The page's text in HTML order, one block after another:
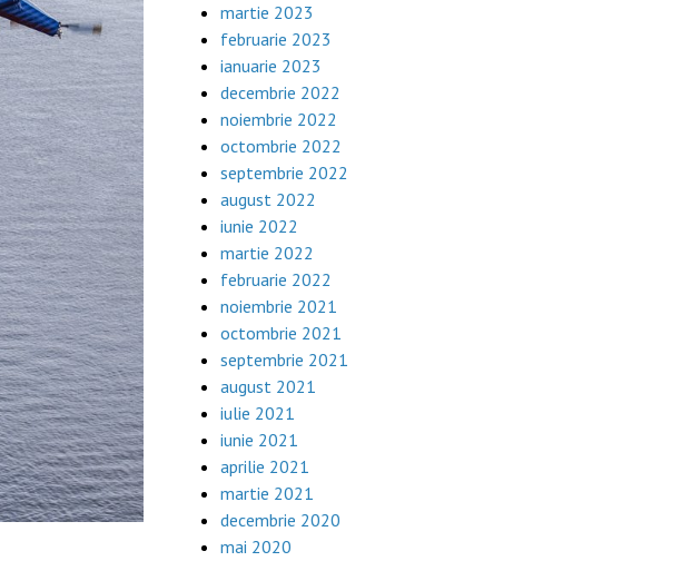
martie 2023
februarie 2023
ianuarie 2023
decembrie 2022
noiembrie 2022
octombrie 2022
septembrie 2022
august 2022
iunie 2022
martie 2022
februarie 2022
noiembrie 2021
octombrie 2021
septembrie 2021
august 2021
iulie 2021
iunie 2021
aprilie 2021
martie 2021
decembrie 2020
mai 2020